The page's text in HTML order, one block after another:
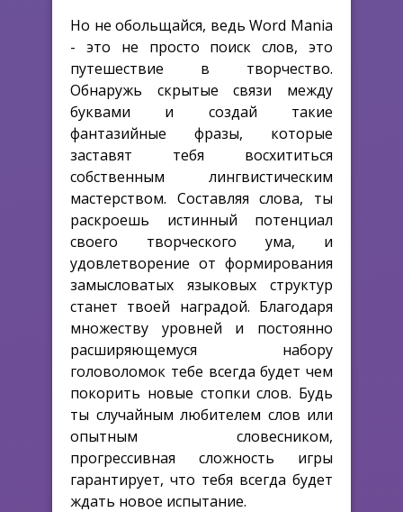
Но не обольщайся, ведь Word Mania
- это не просто поиск слов, это
путешествие в творчество.
Обнаружь скрытые связи между
буквами и создай такие
фантазийные фразы, которые
заставят тебя восхититься
собственным лингвистическим
мастерством. Составляя слова, ты
раскроешь истинный потенциал
своего творческого ума, и
удовлетворение от формирования
замысловатых языковых структур
станет твоей наградой. Благодаря
множеству уровней и постоянно
расширяющемуся набору
головоломок тебе всегда будет чем
покорить новые стопки слов. Будь
ты случайным любителем слов или
опытным словесником,
прогрессивная сложность игры
гарантирует, что тебя всегда будет
ждать новое испытание.